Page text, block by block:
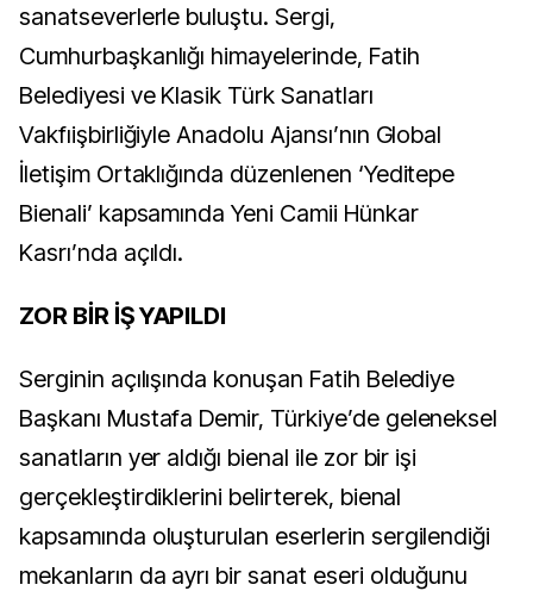
sanatseverlerle buluştu. Sergi,
Cumhurbaşkanlığı himayelerinde, Fatih
Belediyesi ve Klasik Türk Sanatları
Vakfıişbirliğiyle Anadolu Ajansı’nın Global
İletişim Ortaklığında düzenlenen ‘Yeditepe
Bienali’ kapsamında Yeni Camii Hünkar
Kasrı’nda açıldı.
ZOR BİR İŞ YAPILDI
Serginin açılışında konuşan Fatih Belediye
Başkanı Mustafa Demir, Türkiye’de geleneksel
sanatların yer aldığı bienal ile zor bir işi
gerçekleştirdiklerini belirterek, bienal
kapsamında oluşturulan eserlerin sergilendiği
mekanların da ayrı bir sanat eseri olduğunu